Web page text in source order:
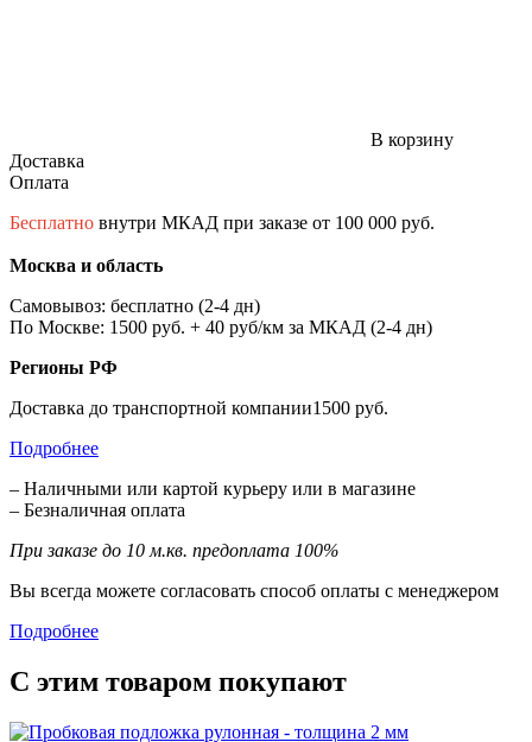
В корзину
Доставка
Оплата
Бесплатно внутри МКАД при заказе от 100 000 руб.
Москва и область
Самовывоз: бесплатно (2-4 дн)
По Москве: 1500 руб. + 40 руб/км за МКАД (2-4 дн)
Регионы РФ
Доставка до транспортной компании1500 руб.
Подробнее
– Наличными или картой курьеру или в магазине
– Безналичная оплата
При заказе до 10 м.кв. предоплата 100%
Вы всегда можете согласовать способ оплаты с менеджером
Подробнее
С этим товаром покупают